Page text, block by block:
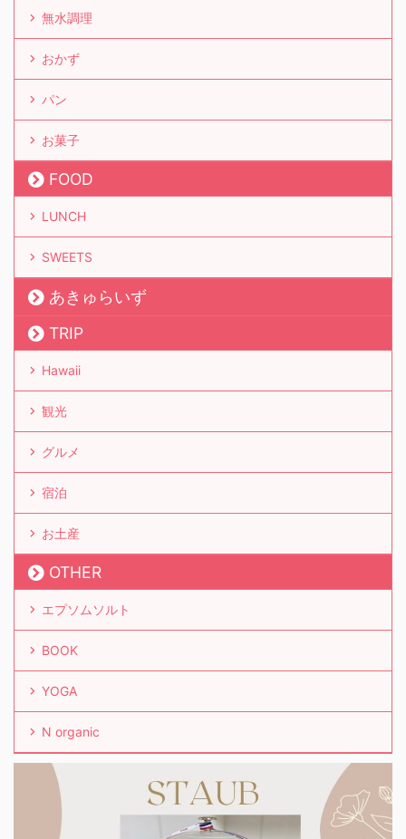
無水調理
おかず
パン
お菓子
FOOD
LUNCH
SWEETS
あきゅらいず
TRIP
Hawaii
観光
グルメ
宿泊
お土産
OTHER
エプソムソルト
BOOK
YOGA
N organic